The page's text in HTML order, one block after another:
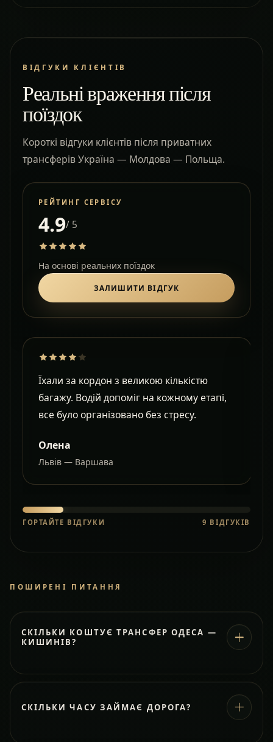
ВІДГУКИ КЛІЄНТІВ
Реальні враження після
поїздок
Короткі відгуки клієнтів після приватних
трансферів Україна — Молдова — Польща.
РЕЙТИНГ СЕРВІСУ
4.9/ 5
На основі реальних поїздок
ЗАЛИШИТИ ВІДГУК
Їхали за кордон з великою кількістю
багажу. Водій допоміг на кожному етапі,
все було організовано без стресу.
Олена
Львів — Варшава
ГОРТАЙТЕ ВІДГУКИ 9 ВІДГУКІВ
ПОШИРЕНІ ПИТАННЯ
СКІЛЬКИ КОШТУЄ ТРАНСФЕР ОДЕСА —
КИШИНІВ?
СКІЛЬКИ ЧАСУ ЗАЙМАЄ ДОРОГА?